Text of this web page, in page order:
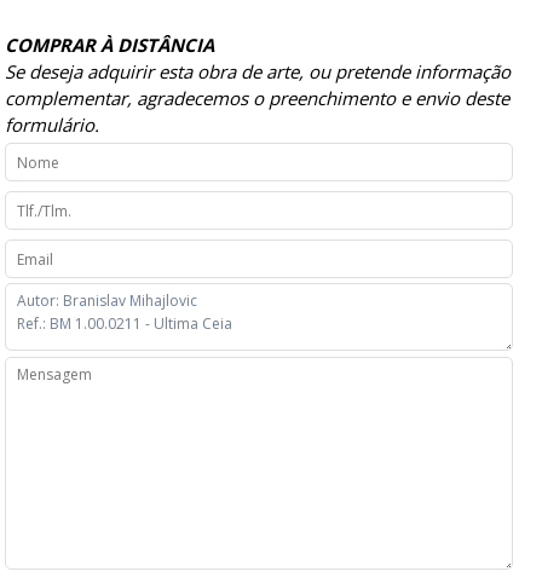
COMPRAR À DISTÂNCIA
Se deseja adquirir esta obra de arte, ou pretende informação
complementar, agradecemos o preenchimento e envio deste
formulário.